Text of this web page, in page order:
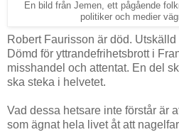
En bild från Jemen, ett pågående
politiker och medier
Robert Faurisson är död.
Dömd för yttrandefrihetsbrott i
misshandel och attentat. En del
ska steka i helvetet.
Vad dessa hetsare inte förstår är
som ägnat hela livet åt att